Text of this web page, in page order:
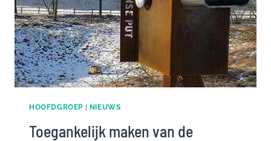
HOOFDGROEP| NIEUWS
Toegankelijk maken van de